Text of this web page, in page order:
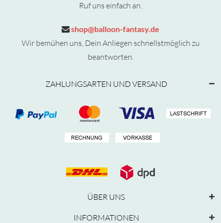
Ruf uns einfach an.
shop@balloon-fantasy.de
Wir bemühen uns, Dein Anliegen schnellstmöglich zu
beantworten.
ZAHLUNGSARTEN UND VERSAND
ÜBER UNS
INFORMATIONEN